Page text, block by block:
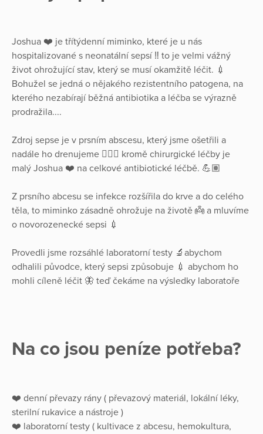
Joshua ❤️ je třítýdenní miminko, které je u nás
hospitalizované s neonatální sepsí ‼️ to je velmi vážný
život ohrožující stav, který se musí okamžitě léčit. 💉
Bohužel se jedná o nějakého rezistentního patogena, na
kterého nezabírají běžná antibiotika a léčba se výrazně
prodražila....
Zdroj sepse je v prsním abscesu, který jsme ošetřili a
nadále ho drenujeme 👨🏼‍⚕️ kromě chirurgické léčby je
malý Joshua ❤️ na celkové antibiotické léčbě. 💪🏽
Z prsního abcesu se infekce rozšířila do krve a do celého
těla, to miminko zásadně ohrožuje na životě 👼 a mluvíme
o novorozenecké sepsi 💉
Provedli jsme rozsáhlé laboratorní testy 🔬abychom
odhalili původce, který sepsi způsobuje 💉 abychom ho
mohli cíleně léčit 🦋 teď čekáme na výsledky laboratoře
Na co jsou peníze potřeba?
❤️ denní převazy rány ( převazový materiál, lokální léky,
sterilní rukavice a nástroje )
❤️ laboratorní testy ( kultivace z abcesu, hemokultura,